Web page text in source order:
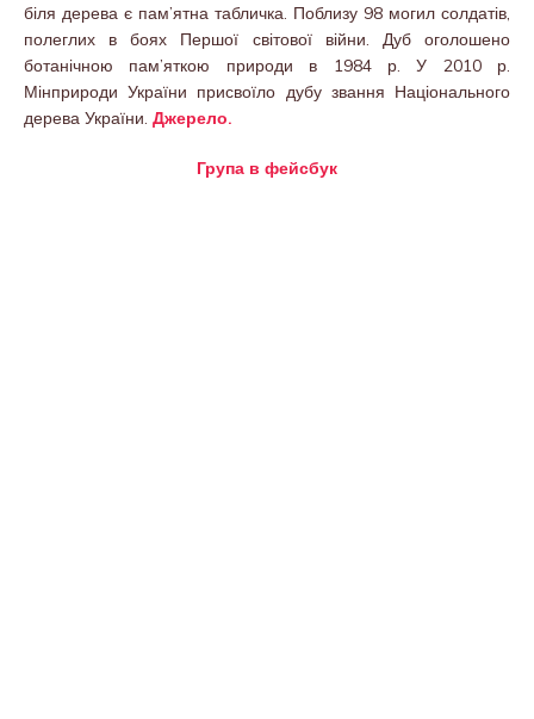
біля дерева є пам’ятна табличка. Поблизу 98 могил солдатів,
полеглих в боях Першої світової війни. Дуб оголошено
ботанічною пам’яткою природи в 1984 р. У 2010 р.
Мінприроди України присвоїло дубу звання Національного
дерева України. Джерело.
Група в фейсбук